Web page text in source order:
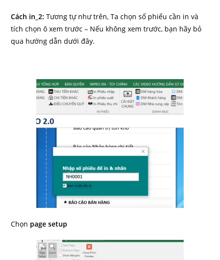
Cách in_2: Tương tự như trên, Ta chọn số phiếu cần in và
tích chọn ô xem trước – Nếu không xem trước, bạn hãy bỏ
qua hướng dẫn dưới đây.
Chọn page setup